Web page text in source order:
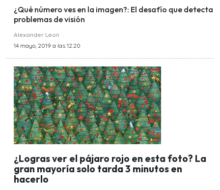
¿Qué número ves en la imagen?: El desafío que detecta
problemas de visión
Alexander Leon
14 mayo, 2019 a las 12:20
¿Logras ver el pájaro rojo en esta foto? La
gran mayoría solo tarda 3 minutos en
hacerlo